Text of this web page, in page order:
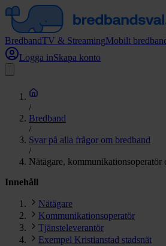
BredbandTV & StreamingMobilt
Logga inSkapa konto
/
Bredband
/
Svar på alla frågor om bredband
/
Nätägare, kommunikationsoperatör
Innehåll
Nätägare
Kommunikationsoperatör
Tjänsteleverantör
Exempel Kristianstad stadsnät